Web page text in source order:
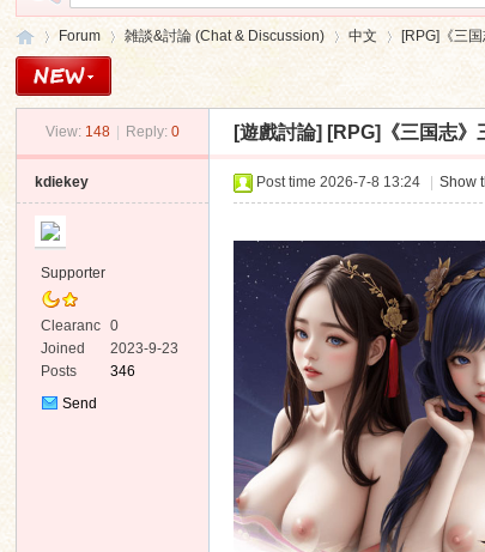
Forum
›
雑談&討論 (Chat & Discussion)
›
中文
›
[RPG]《三
View: 148 Reply: 0 [遊戲討論] [RPG]《三国志》
kdiekey
Supporter
Clearanc
e
0
Joined
2023-9-23
Posts
346
Send
Post time 2026-7-8 13:24 Show